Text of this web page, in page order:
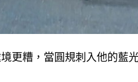
更糟，當圓規刺入他的藍